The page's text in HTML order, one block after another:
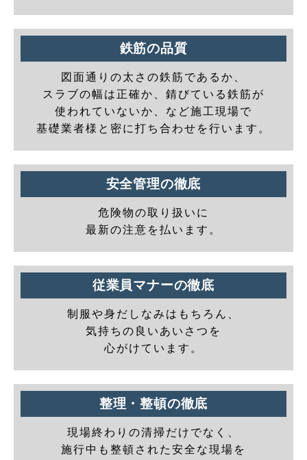
鉄筋の品質
図面通りの太さの鉄筋であるか、
スラブの幅は正確か、錆びている鉄筋が
使われていないか、など施工現場で
基礎業者様と密に打ち合わせを行います。
安全管理の徹底
危険物の取り扱いに
最新の注意を払います。
従業員マナーの徹底
制服や身だしなみはもちろん、
気持ちの良いあいさつを
心がけています。
整理・整頓の徹底
現場終わりの清掃だけでなく、
施行中も整頓された安全な現場を